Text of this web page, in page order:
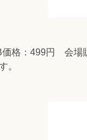
価格：499円 会場
。